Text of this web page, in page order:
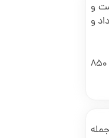
و
و
او برخلاف پدرش؛ تیمور، آرامش‌طلب بود و به عمران و آبادانی علاقه‌ی بسیار داشت. شاهرخ میرزا 43 سال از عمر 69 ساله‌ی خود را سلطنت کرد و در تاریخ 850